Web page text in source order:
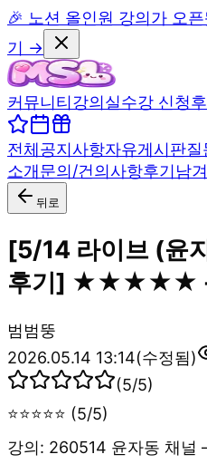
🎉 노션 올인원 강의가 오
기 →
커뮤니티강의실수강 신청
전체공지사항자유게시판질
소개문의/건의사항후기남
뒤로
[5/14 라이브 (윤
후기] ★★★★★ -
범범뚱
2026.05.14 13:14(수정됨)
(5/5)
⭐⭐⭐⭐⭐ (5/5)
강의: 260514 윤자동 채널